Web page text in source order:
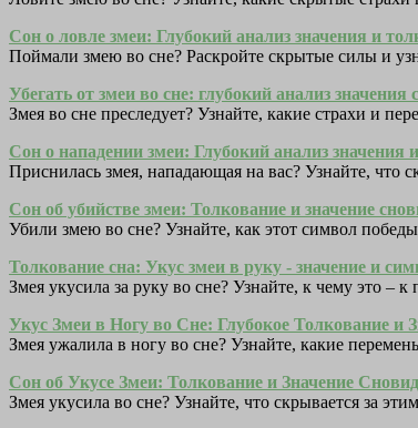
Сон о ловле змеи: Глубокий анализ значения и
Поймали змею во сне? Раскройте скрытые силы и
Убегать от змеи во сне: глубокий анализ значения
Змея во сне преследует? Узнайте, какие страхи и
Сон о нападении змеи: Глубокий анализ значения
Приснилась змея, нападающая на вас? Узнайте, что
Сон об убийстве змеи: Толкование и значение
Убили змею во сне? Узнайте, как этот символ
Толкование сна: Укус змеи в руку - значение и
Змея укусила за руку во сне? Узнайте, к чему это
Укус Змеи в Ногу во Сне: Глубокое Толкование и
Змея ужалила в ногу во сне? Узнайте, какие
Сон об Укусе Змеи: Толкование и Значение
Змея укусила во сне? Узнайте, что скрывается за